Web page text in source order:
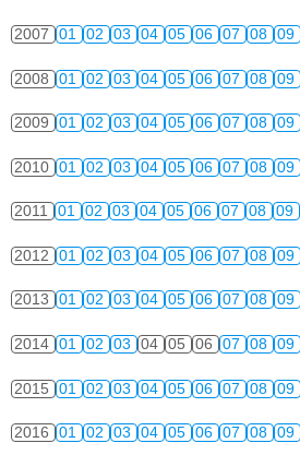
2007 01 02 03 04 05 06 07 08 09
2008 01 02 03 04 05 06 07 08 09
2009 01 02 03 04 05 06 07 08 09
2010 01 02 03 04 05 06 07 08 09
2011 01 02 03 04 05 06 07 08 09
2012 01 02 03 04 05 06 07 08 09
2013 01 02 03 04 05 06 07 08 09
2014 01 02 03 04 05 06 07 08 09
2015 01 02 03 04 05 06 07 08 09
2016 01 02 03 04 05 06 07 08 09